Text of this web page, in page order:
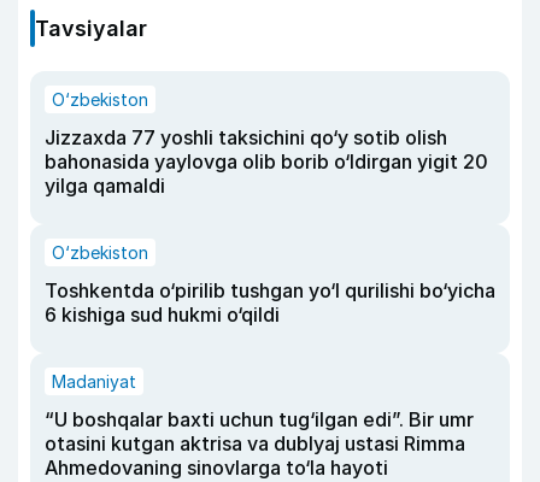
Tavsiyalar
O‘zbekiston
Jizzaxda 77 yoshli taksichini qo‘y sotib olish
bahonasida yaylovga olib borib o‘ldirgan yigit 20
yilga qamaldi
O‘zbekiston
Toshkentda o‘pirilib tushgan yo‘l qurilishi bo‘yicha
6 kishiga sud hukmi o‘qildi
Madaniyat
“U boshqalar baxti uchun tug‘ilgan edi”. Bir umr
otasini kutgan aktrisa va dublyaj ustasi Rimma
Ahmedovaning sinovlarga to‘la hayoti